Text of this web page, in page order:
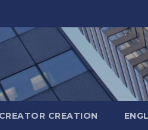
CREATOR CREATION